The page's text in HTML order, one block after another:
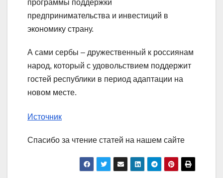
программы поддержки
предпринимательства и инвестиций в
экономику страну.
А сами сербы – дружественный к россиянам
народ, который с удовольствием поддержит
гостей республики в период адаптации на
новом месте.
Источник
Спасибо за чтение статей на нашем сайте